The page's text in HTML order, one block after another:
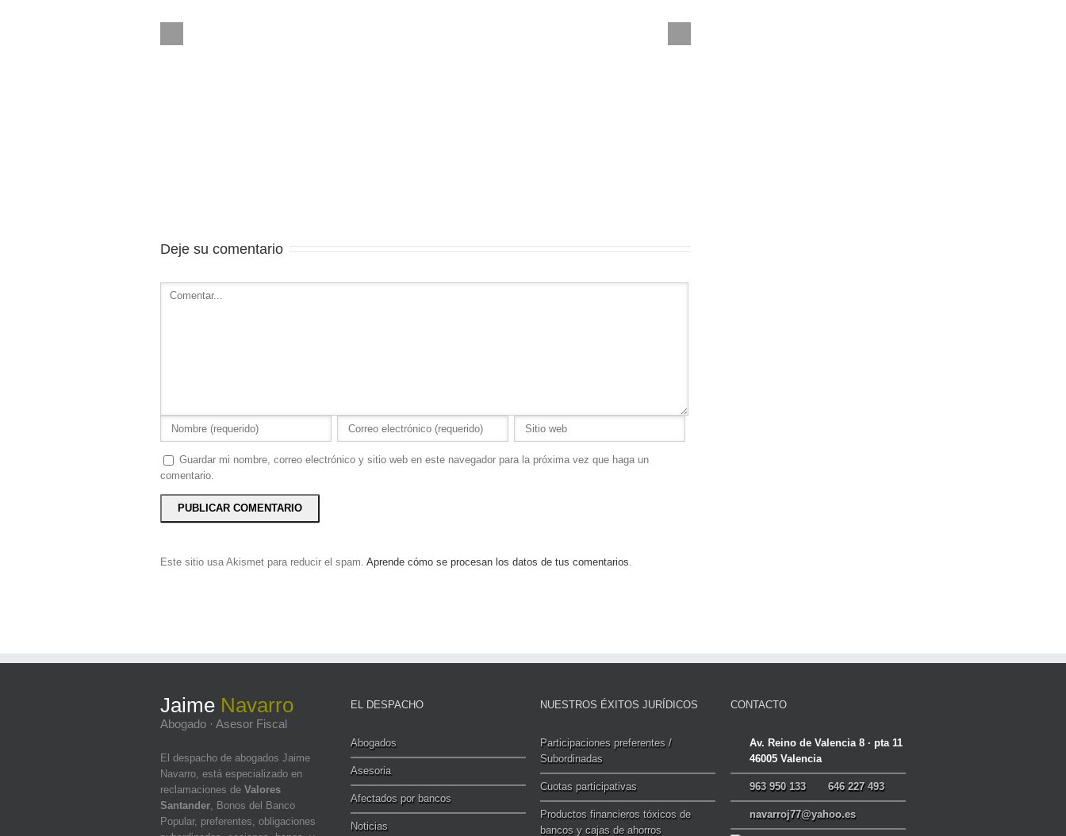
Deje su comentario
Guardar mi nombre, correo electrónico y sitio web en este navegador para la próxima vez que haga un
comentario.
Este sitio usa Akismet para reducir el spam. Aprende cómo se procesan los datos de tus comentarios.
Jaime Navarro
Abogado · Asesor Fiscal
El despacho de abogados Jaime
Navarro, está especializado en
reclamaciones de Valores
Santander, Bonos del Banco
Popular, preferentes, obligaciones
EL DESPACHO
Abogados
Asesoria
Afectados por bancos
Noticias
NUESTROS ÉXITOS JURÍDICOS
Participaciones preferentes /
Subordinadas
Cuotas participativas
Productos financieros tóxicos de
bancos y cajas de ahorros
CONTACTO
Av. Reino de Valencia 8 · pta 11
46005 Valencia
963 950 133 646 227 493
navarroj77@yahoo.es